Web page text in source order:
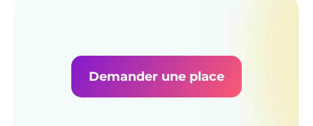
Demander une place